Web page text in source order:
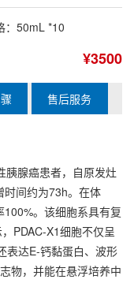
：50mL *10
¥3500
售后服务
胰腺癌患者，自原发灶
时间约为73h。在体
。该细胞系具有复
PDAC-X1细胞不仅呈
表达E-钙黏蛋白、波形
物，并能在悬浮培养中